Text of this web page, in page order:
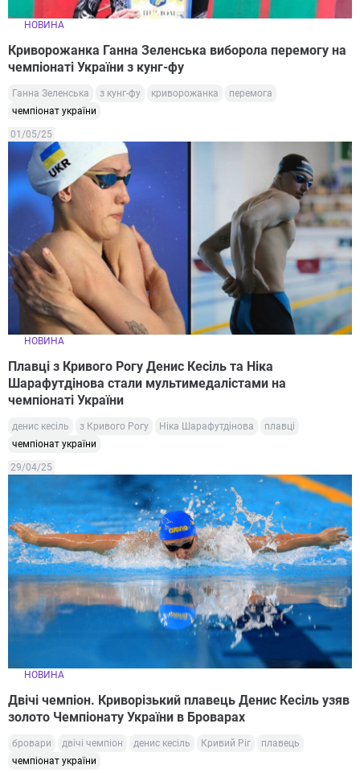
НОВИНА
Криворожанка Ганна Зеленська виборола перемогу на
чемпіонаті України з кунг-фу
Ганна Зеленська з кунг-фу криворожанка
перемога
чемпіонат україни
01/05/25
НОВИНА
Плавці з Кривого Рогу Денис Кесіль та Ніка
Шарафутдінова стали мультимедалістами на
чемпіонаті України
денис кесіль з Кривого Рогу Ніка Шарафутдінова
плавці
чемпіонат україни
29/04/25
НОВИНА
Двічі чемпіон. Криворізький плавець Денис Кесіль узяв
золото Чемпіонату України в Броварах
бровари двічі чемпіон денис кесіль Кривий Ріг
плавець
чемпіонат україни